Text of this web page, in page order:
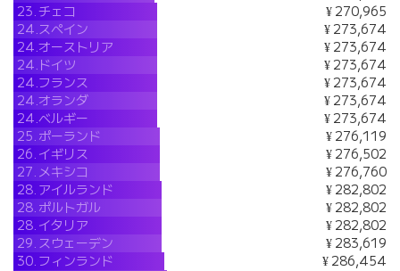
23.チェコ
¥ 270,965
24.スペイン
¥ 273,674
24.オーストリア
¥ 273,674
24. ドイツ
¥ 273,674
24.フランス
¥ 273,674
24.オランダ
¥ 273,674
24.ベルギー
¥ 273,674
25. ポーランド
¥ 276,119
26. イギリス
¥ 276,502
27. メキシコ
¥ 276,760
28. アイルランド
¥ 282,802
28. ポルトガル
¥ 282,802
28. イタリア
¥ 282,802
29. スウェーデン
¥ 283,619
30. フィンランド
¥ 286,454